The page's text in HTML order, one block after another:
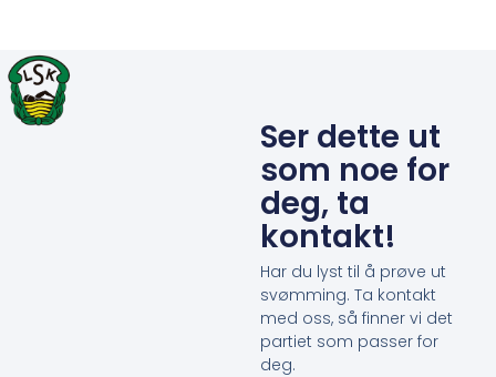
Ser dette ut
som noe for
deg, ta
kontakt!
Har du lyst til å prøve ut
svømming. Ta kontakt
med oss, så finner vi det
partiet som passer for
deg.